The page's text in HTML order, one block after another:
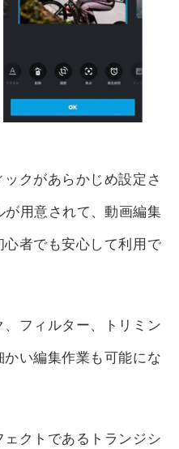
クがあらかじめ設定さ
用意されて、動画編集
者でも安心して利用で
フィルター、トリミン
い編集作業も可能にな
クトであるトランジシ